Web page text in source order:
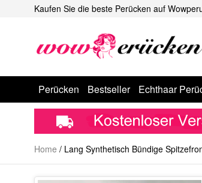
Kaufen Sie die beste Perücken auf
Perücken Bestseller Echthaar
Home / Lang Synthetisch Bündige